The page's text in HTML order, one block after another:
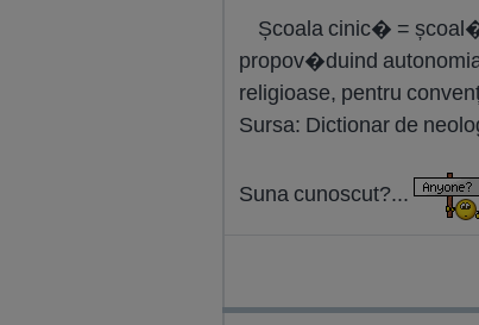
Școala cinic� =
propov�duind
religioase, pentru
Sursa: Dictionar de
Suna cunoscut?...